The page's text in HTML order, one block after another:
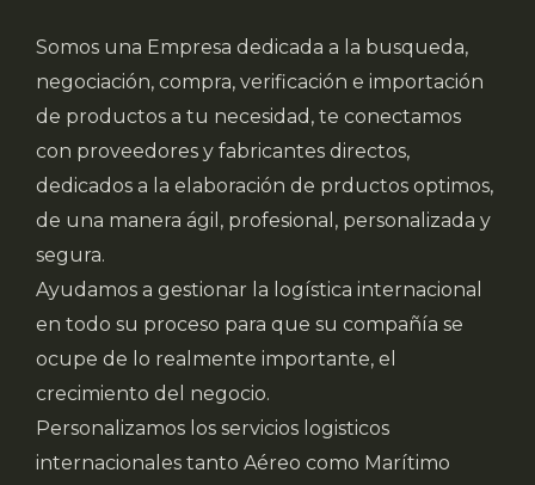
Somos una Empresa dedicada a la busqueda,
negociación, compra, verificación e importación
de productos a tu necesidad, te conectamos
con proveedores y fabricantes directos,
dedicados a la elaboración de prductos optimos,
de una manera ágil, profesional, personalizada y
segura.
Ayudamos a gestionar la logística internacional
en todo su proceso para que su compañía se
ocupe de lo realmente importante, el
crecimiento del negocio.
Personalizamos los servicios logisticos
internacionales tanto Aéreo como Marítimo